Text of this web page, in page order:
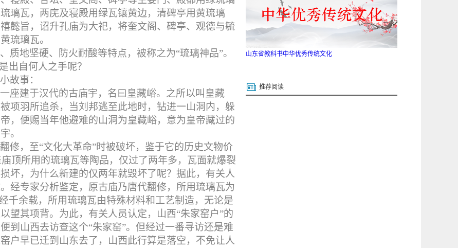
璃瓦，两庑及寝殿用绿瓦镶黄边，清碑亭用黄琉璃
懿旨，诏升孔庙为大祀，将奎文阁、碑亭、观德与毓
琉璃瓦。
质地坚硬、防火耐酸等特点，被称之为“琉璃神品”。
出自何人之手呢？
故事：
座建于汉代的古庙宇，名曰皇藏峪。之所以叫皇藏
项羽所追杀，当刘邦逃至此地时，钻进一山洞内，躲
，便赐当年他避难的山洞为皇藏峪，意为皇帝藏过的
。
修，至“文化大革命”时被破坏，鉴于它的历史文物价
顶所用的琉璃瓦等陶品，仅过了两年多，瓦面就爆裂
坏，为什么新建的仅两年就毁坏了呢？据此，有关人
经专家分析鉴定，原古庙乃唐代翻修，所用琉璃瓦为
千余载，所用琉璃瓦由特殊材料和工艺制造，无论是
望其项背。为此，有关人员认定，山西“朱家窑户”的
到山西去访查这个“朱家窑”。但经过一番寻访还是难
户早已迁到山东去了，山西此行算是落空，不免让人
山东省教科书中华优秀传统文化
推荐阅读